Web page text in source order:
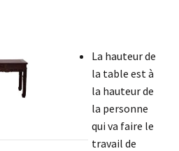
La hauteur de
la table est à
la hauteur de
la personne
qui va faire le
travail de